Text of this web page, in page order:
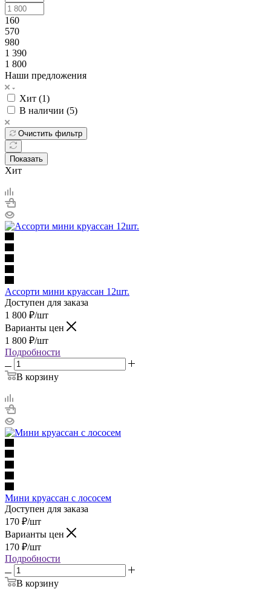
160
570
980
1 390
1 800
Наши предложения
Хит (1)
В наличии (5)
Очистить фильтр
Показать
Хит
Ассорти мини круассан 12шт.
Доступен для заказа
1 800 ₽/шт
Варианты цен
1 800 ₽/шт
Подробности
В корзину
Мини круассан с лососем
Доступен для заказа
170 ₽/шт
Варианты цен
170 ₽/шт
Подробности
В корзину